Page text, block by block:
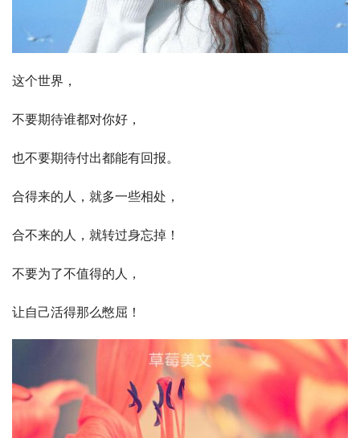
这个世界，
不要期待谁都对你好，
也不要期待付出都能有回报。
合得来的人，就多一些相处，
合不来的人，就转过身忘掉！
不要为了不值得的人，
让自己活得那么憋屈！